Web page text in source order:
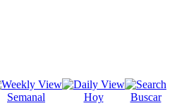
Semanal Hoy Buscar